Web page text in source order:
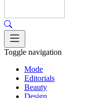
Toggle navigation
Mode
Editorials
Beauty
Design